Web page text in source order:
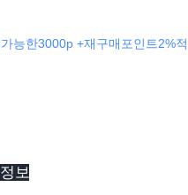
능한3000p +재구매포인트2%적
보